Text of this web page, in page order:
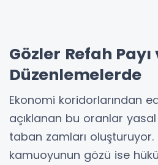
Gözler Refah
Düzenlemelerde
Ekonomi koridorlarından
açıklanan bu oranlar
taban zamları oluşturuyor.
kamuoyunun gözü ise